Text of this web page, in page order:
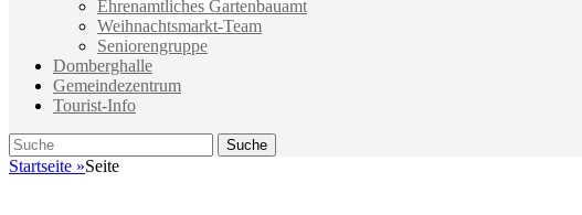
Ehrenamtliches Gartenbauamt
Weihnachtsmarkt-Team
Seniorengruppe
Domberghalle
Gemeindezentrum
Tourist-Info
Suche
Suche
nach:
Startseite »Seite